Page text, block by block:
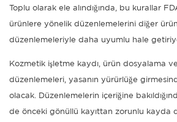
Toplu olarak ele alındığında, bu kurallar
ürünlere yönelik düzenlemelerini diğer
düzenlemeleriyle daha uyumlu hale
Kozmetik işletme kaydı, ürün dosyalama
düzenlemeleri, yasanın yürürlüğe
olacak. Düzenlemelerin içeriğine
de önceki gönüllü kayıttan zorunlu kayda